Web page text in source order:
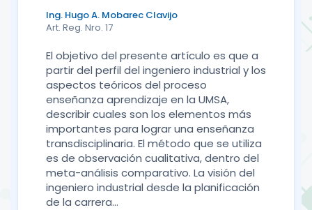
Ing. Hugo A. Mobarec Clavijo
Art. Reg. Nro. 17
El objetivo del presente artículo es que a
partir del perfil del ingeniero industrial y los
aspectos teóricos del proceso
enseñanza aprendizaje en la UMSA,
describir cuales son los elementos más
importantes para lograr una enseñanza
transdisciplinaria. El método que se utiliza
es de observación cualitativa, dentro del
meta-análisis comparativo. La visión del
ingeniero industrial desde la planificación
de la carrera...